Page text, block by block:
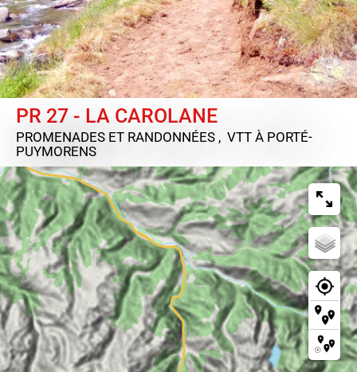
PR 27 - LA CAROLANE
PROMENADES ET RANDONNÉES , VTT À PORTÉ-
PUYMORENS